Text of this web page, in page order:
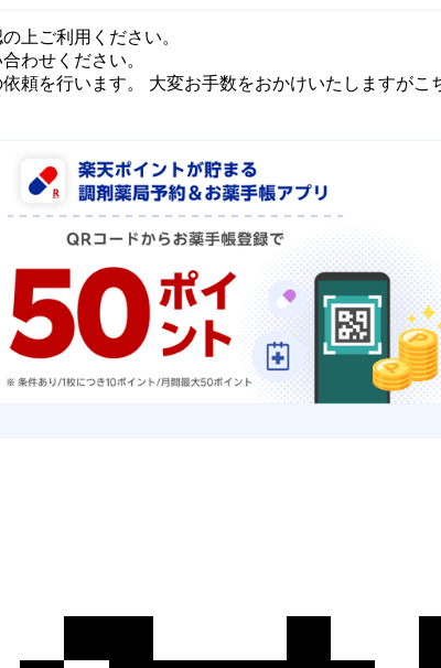
上ご利用ください。
わせください。
頼を行います。 大変お手数をおかけいたしますがこ